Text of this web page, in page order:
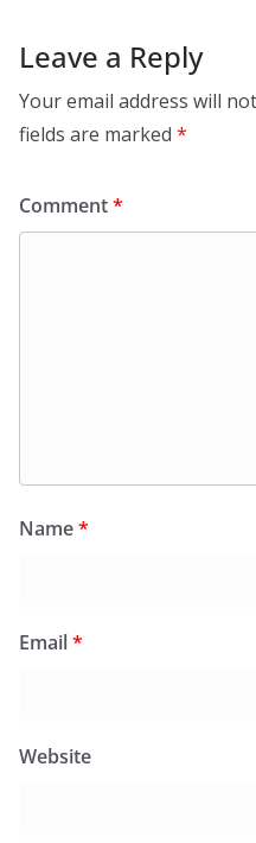
Leave a Reply
Your email address will
fields are marked *
Comment*
Name*
Email*
Website